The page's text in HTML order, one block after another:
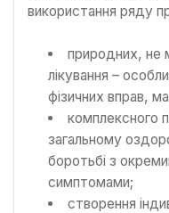
використання ряду
природних, не
лікування –
фізичних вправ,
комплексного
загальному
боротьбі з
симптомами;
створення